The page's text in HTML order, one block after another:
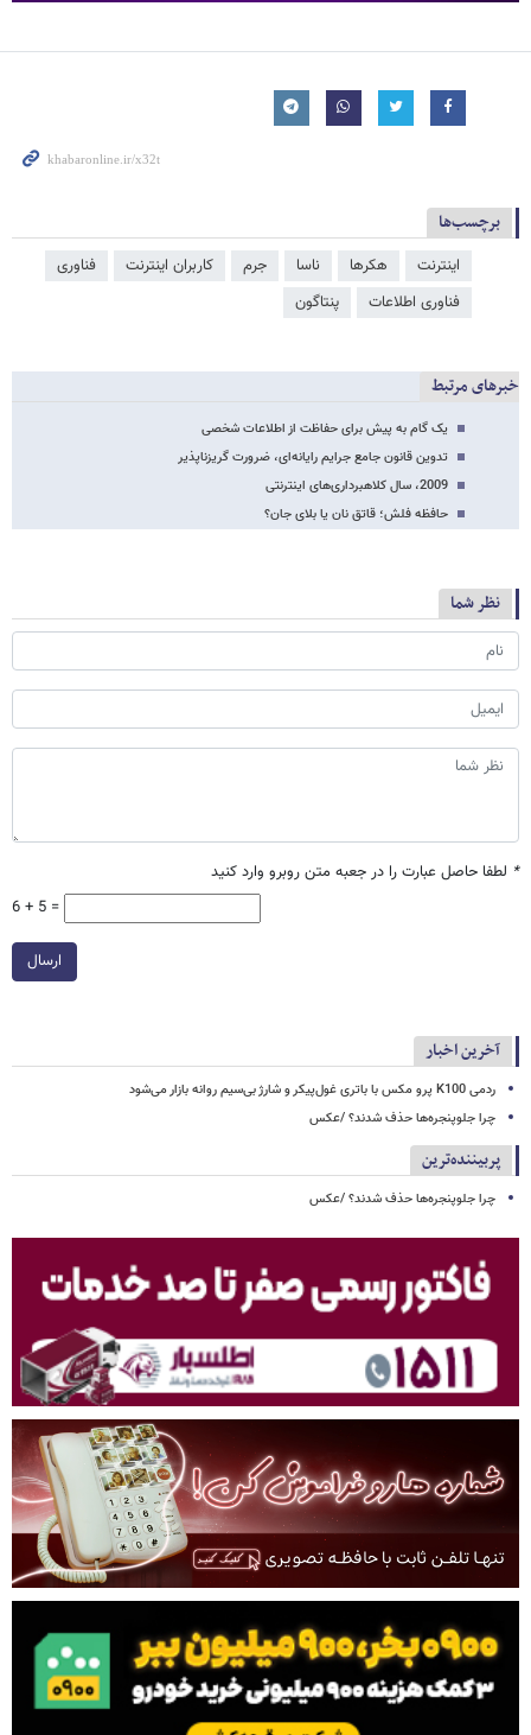
برچسب‌ها
اینترنت هکرها ناسا جرم کاربران اینترنت
فناوری
فناوری اطلاعات
پنتاگون
خبرهای مرتبط
یک گام به پیش برای حفاظت از اطلاعات شخصی
تدوین قانون جامع جرایم رایانه‌ای، ضرورت گریزناپذیر
2009، سال کلاهبرداری‌های اینترنتی
حافظه فلش؛ قاتق نان یا بلای جان؟
نظر شما
* لطفا حاصل عبارت را در جعبه متن روبرو وارد کنید
6 + 5 =
ارسال
آخرین اخبار
ردمی K100 پرو مکس با باتری غول‌پیکر و شارژ بی‌سیم روانه بازار می‌شود
چرا جلوپنجره‌ها حذف شدند؟ /عکس
پربیننده‌ترین
چرا جلوپنجره‌ها حذف شدند؟ /عکس